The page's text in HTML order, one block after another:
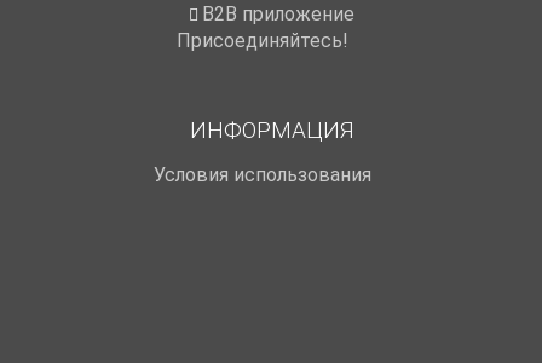
B2B приложение
Присоединяйтесь!
ИНФОРМАЦИЯ
Условия использования